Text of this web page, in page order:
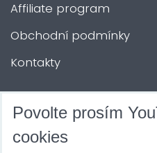
Affiliate program
Obchodní podmínky
Kontakty
DALŠÍ SLUŽBY
Povolte prosím
cookies